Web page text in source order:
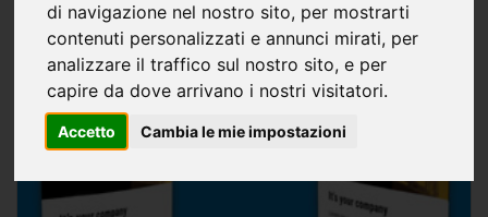
di navigazione nel nostro sito, per mostrarti
contenuti personalizzati e annunci mirati, per
analizzare il traffico sul nostro sito, e per
capire da dove arrivano i nostri visitatori.
Accetto Cambia le mie impostazioni